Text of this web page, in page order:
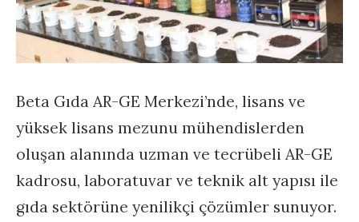
Beta Gıda AR-GE Merkezi’nde, lisans ve
yüksek lisans mezunu mühendislerden
oluşan alanında uzman ve tecrübeli AR-GE
kadrosu, laboratuvar ve teknik alt yapısı ile
gıda sektörüne yenilikçi çözümler sunuyor.